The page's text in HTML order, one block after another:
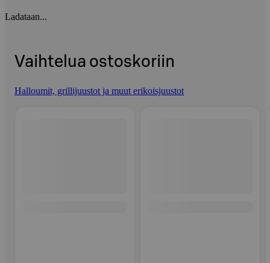
Ladataan...
Vaihtelua ostoskoriin
Halloumit, grillijuustot ja muut erikoisjuustot